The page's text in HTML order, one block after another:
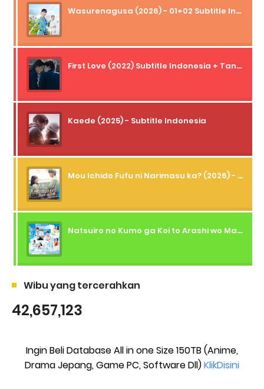
Wasurenagusa (2026) - 01+02 Subtitle Indonesia
First Love (2022) Subtitle Indonesia + Tanpa Iklan + Streaming + 1080p
Kaede (2025) - Subtitle Indonesia
Mou Ichido Fufu ni Narimasu ka? (2026) - 01 Subtitle Indonesia
Natsuiro no Kumo ga Koi to Arashi wo Makiokosu (2026) - 01 Subtitle Indonesia
Wibu yang tercerahkan
42,657,123
Ingin Beli Database All in one Size 150TB (Anime,
Drama Jepang, Game PC, Software Dll)KlikDisini